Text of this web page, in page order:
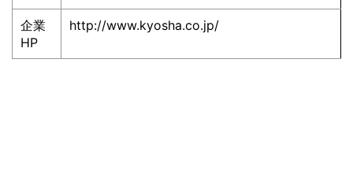
企業
HP
http://www.kyosha.co.jp/